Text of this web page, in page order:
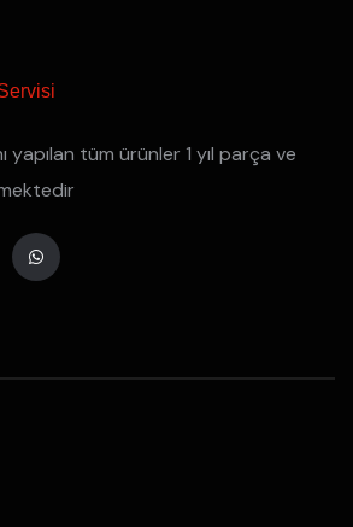
yapılan tüm ürünler 1 yıl parça ve